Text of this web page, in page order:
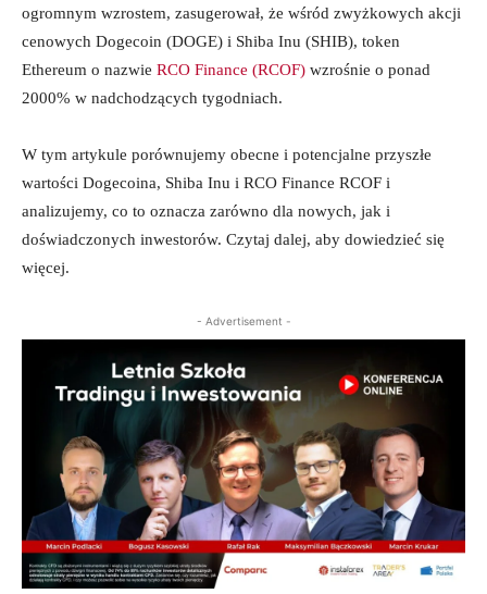
ogromnym wzrostem, zasugerował, że wśród zwyżkowych akcji
cenowych Dogecoin (DOGE) i Shiba Inu (SHIB), token
Ethereum o nazwie RCO Finance (RCOF) wzrośnie o ponad
2000% w nadchodzących tygodniach.
W tym artykule porównujemy obecne i potencjalne przyszłe
wartości Dogecoina, Shiba Inu i RCO Finance RCOF i
analizujemy, co to oznacza zarówno dla nowych, jak i
doświadczonych inwestorów. Czytaj dalej, aby dowiedzieć się
więcej.
- Advertisement -